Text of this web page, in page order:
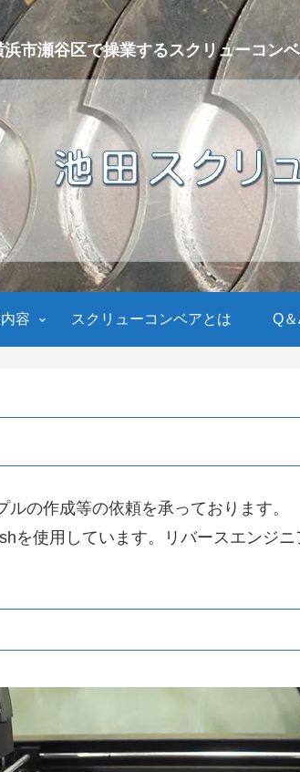
浜市瀬谷区で操業するスクリューコン
容 スクリューコンベアとは Q
の作成等の依頼を承っております。
を使用しています。リバースエンジ